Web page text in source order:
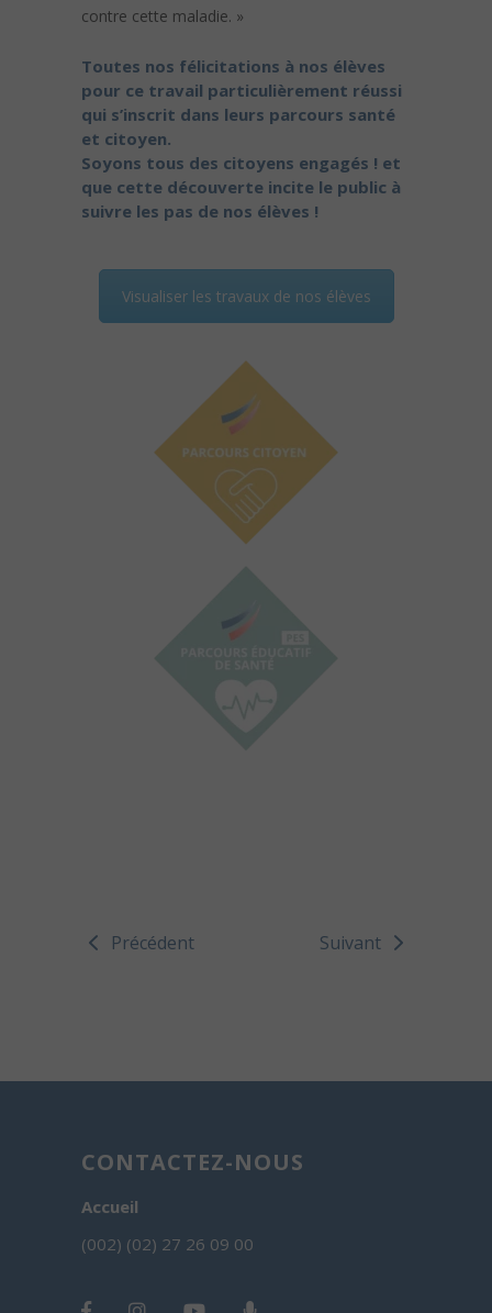
contre cette maladie. »
Toutes nos félicitations à nos élèves
pour ce travail particulièrement réussi
qui s’inscrit dans leurs parcours santé
et citoyen.
Soyons tous des citoyens engagés ! et
que cette découverte incite le public à
suivre les pas de nos élèves !
Visualiser les travaux de nos élèves
Précédent Suivant
CONTACTEZ-NOUS
Accueil
(002) (02) 27 26 09 00